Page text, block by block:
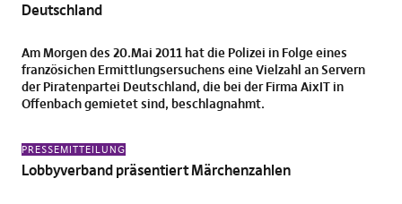
Deutschland
Am Morgen des 20.Mai 2011 hat die Polizei in Folge eines
französichen Ermittlungsersuchens eine Vielzahl an Servern
der Piratenpartei Deutschland, die bei der Firma AixIT in
Offenbach gemietet sind, beschlagnahmt.
PRESSEMITTEILUNG
Lobbyverband präsentiert Märchenzahlen